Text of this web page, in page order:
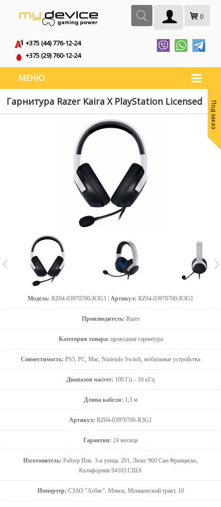
0
+375 (44) 776-12-24
+375 (29) 760-12-24
МЕНЮ
Гарнитура Razer Kaira X PlayStation Licensed
Модель: RZ04-03970700-R3G1 | Артикул: RZ04-03970700-R3G1
Производитель: Razer
Категория товара: проводная гарнитура
Совместимость: PS5, PC, Mac, Nintendo Switch, мобильные устройства
Диапазон частот: 100 Гц – 10 кГц
Длина кабеля: 1,3 м
Артикул: RZ04-03970700-R3G1
Гарантия: 24 месяца
Изготовитель: Рейзер Инк. 3-я улица, 201, Люкс 900 Сан-Франциско,
Калифорния 94103 США
Импортер: СЗАО "Асбис", Минск, Меньковский тракт, 10
Под заказ